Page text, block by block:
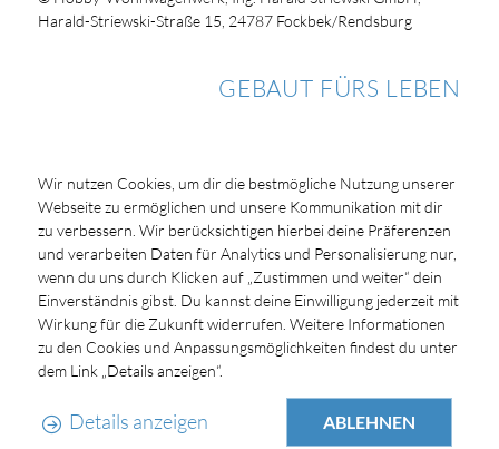
Harald-Striewski-Straße 15, 24787 Fockbek/Rendsburg
GEBAUT FÜRS LEBEN
Wir nutzen Cookies, um dir die bestmögliche Nutzung unserer
Webseite zu ermöglichen und unsere Kommunikation mit dir
zu verbessern. Wir berücksichtigen hierbei deine Präferenzen
und verarbeiten Daten für Analytics und Personalisierung nur,
wenn du uns durch Klicken auf „Zustimmen und weiter“ dein
Einverständnis gibst. Du kannst deine Einwilligung jederzeit mit
Wirkung für die Zukunft widerrufen. Weitere Informationen
zu den Cookies und Anpassungsmöglichkeiten findest du unter
dem Link „Details anzeigen“.
Details anzeigen ABLEHNEN